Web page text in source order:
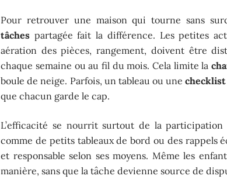
Pour retrouver une maison qui tourne sans
tâches partagée fait la différence. Les petites
aération des pièces, rangement, doivent être
chaque semaine ou au fil du mois. Cela limite la
boule de neige. Parfois, un tableau ou unechecklist
que chacun garde le cap.
L’efficacité se nourrit surtout de la participation
comme de petits tableaux de bord ou des rappels
et responsable selon ses moyens. Même les
manière, sans que la tâche devienne source de